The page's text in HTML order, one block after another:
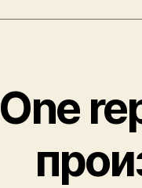
One